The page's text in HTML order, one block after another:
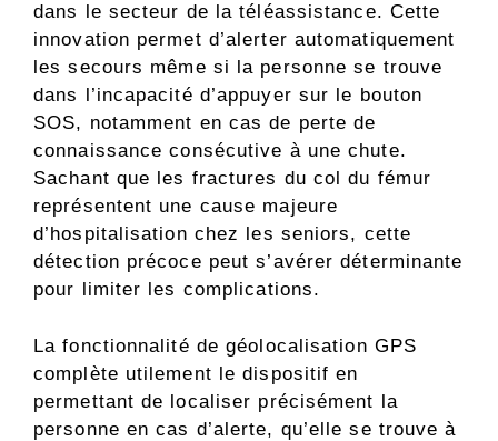
dans le secteur de la téléassistance. Cette
innovation permet d’alerter automatiquement
les secours même si la personne se trouve
dans l’incapacité d’appuyer sur le bouton
SOS, notamment en cas de perte de
connaissance consécutive à une chute.
Sachant que les fractures du col du fémur
représentent une cause majeure
d’hospitalisation chez les seniors, cette
détection précoce peut s’avérer déterminante
pour limiter les complications.
La fonctionnalité de géolocalisation GPS
complète utilement le dispositif en
permettant de localiser précisément la
personne en cas d’alerte, qu’elle se trouve à